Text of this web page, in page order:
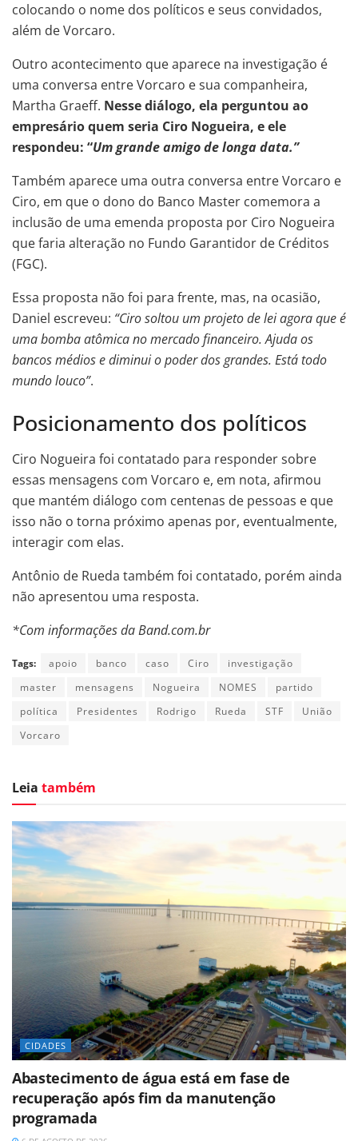
colocando o nome dos políticos e seus convidados,
além de Vorcaro.
Outro acontecimento que aparece na investigação é
uma conversa entre Vorcaro e sua companheira,
Martha Graeff. Nesse diálogo, ela perguntou ao
empresário quem seria Ciro Nogueira, e ele
respondeu: “Um grande amigo de longa data.”
Também aparece uma outra conversa entre Vorcaro e
Ciro, em que o dono do Banco Master comemora a
inclusão de uma emenda proposta por Ciro Nogueira
que faria alteração no Fundo Garantidor de Créditos
(FGC).
Essa proposta não foi para frente, mas, na ocasião,
Daniel escreveu: “Ciro soltou um projeto de lei agora que é
uma bomba atômica no mercado financeiro. Ajuda os
bancos médios e diminui o poder dos grandes. Está todo
mundo louco”.
Posicionamento dos políticos
Ciro Nogueira foi contatado para responder sobre
essas mensagens com Vorcaro e, em nota, afirmou
que mantém diálogo com centenas de pessoas e que
isso não o torna próximo apenas por, eventualmente,
interagir com elas.
Antônio de Rueda também foi contatado, porém ainda
não apresentou uma resposta.
*Com informações da Band.com.br
Tags: apoio banco caso Ciro
investigação
master
mensagens Nogueira NOMES
partido
política
Presidentes Rodrigo Rueda STF
União
Vorcaro
Leia também
CIDADES
Abastecimento de água está em fase de
recuperação após fim da manutenção
programada